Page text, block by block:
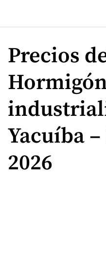
contenido
Precios
Yacuíba
2026